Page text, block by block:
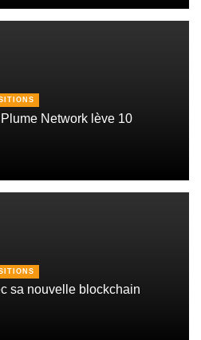
Network lève 10
sa nouvelle blockchain